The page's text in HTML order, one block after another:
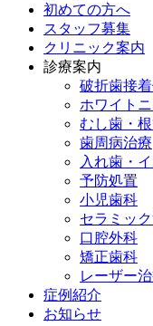
初めての方へ
スタッフ募集
クリニック案内
診療案内
破折歯接
ホワイト
むし歯・
歯周病治療
入れ歯・
予防処置
小児歯科
セラミッ
口腔外科
矯正歯科
レーザー
症例紹介
お知らせ